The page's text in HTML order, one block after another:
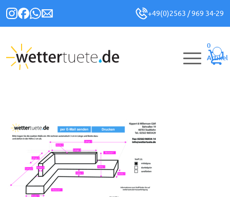
+49(0)2563 / 969 34-29
0
Artikel